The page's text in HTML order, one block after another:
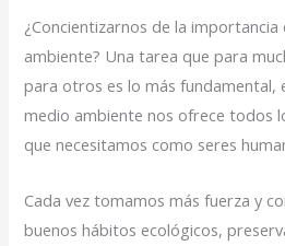
¿Concientizarnos de la
ambiente? Una tarea que para
para otros es lo más fundamental,
medio ambiente nos ofrece todos
que necesitamos como seres
Cada vez tomamos más fuerza y
buenos hábitos ecológicos,